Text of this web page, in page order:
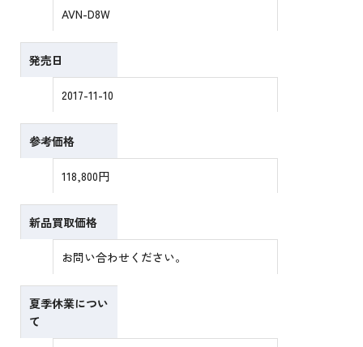
AVN-D8W
発売日
2017-11-10
参考価格
118,800円
新品買取価格
お問い合わせください。
夏季休業につい
て